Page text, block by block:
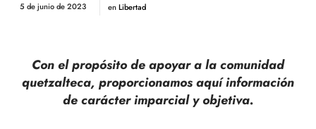
5 de junio de 2023 enLibertad
Con el propósito de apoyar a la comunidad
quetzalteca, proporcionamos aquíinformación
de carácter imparcial y objetiva.